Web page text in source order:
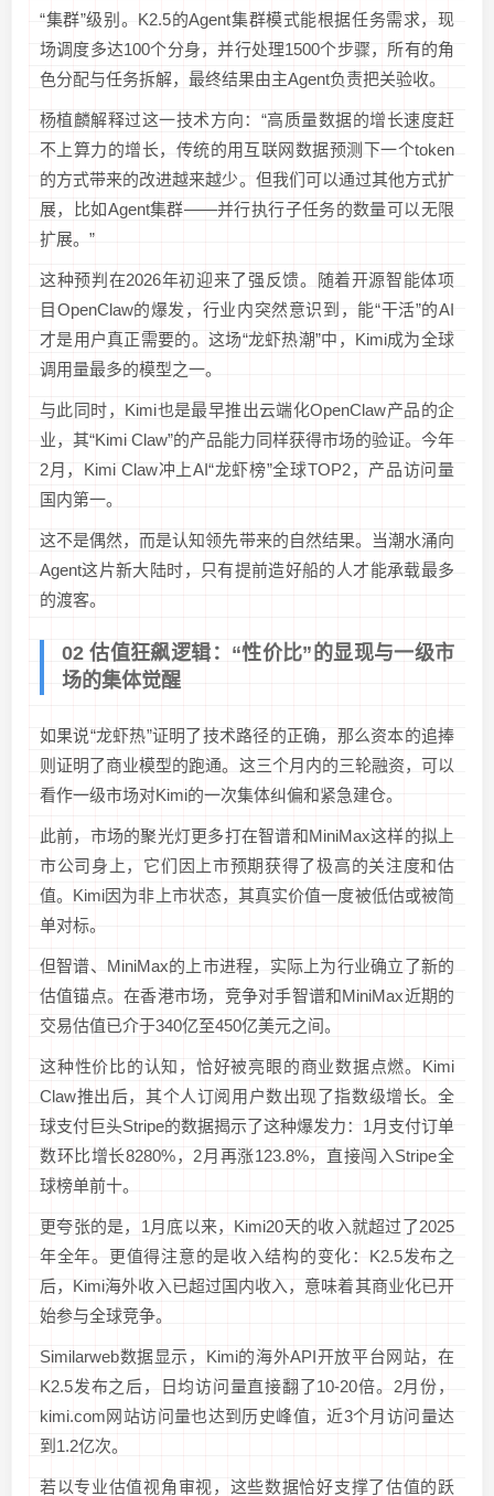
“集群”级别。K2.5的Agent集群模式能根据任务需求，现
场调度多达100个分身，并行处理1500个步骤，所有的角
色分配与任务拆解，最终结果由主Agent负责把关验收。
杨植麟解释过这一技术方向：“高质量数据的增长速度赶
不上算力的增长，传统的用互联网数据预测下一个token
的方式带来的改进越来越少。但我们可以通过其他方式扩
展，比如Agent集群——并行执行子任务的数量可以无限
扩展。”
这种预判在2026年初迎来了强反馈。随着开源智能体项
目OpenClaw的爆发，行业内突然意识到，能“干活”的AI
才是用户真正需要的。这场“龙虾热潮”中，Kimi成为全球
调用量最多的模型之一。
与此同时，Kimi也是最早推出云端化OpenClaw产品的企
业，其“Kimi Claw”的产品能力同样获得市场的验证。今年
2月，Kimi Claw冲上AI“龙虾榜”全球TOP2，产品访问量
国内第一。
这不是偶然，而是认知领先带来的自然结果。当潮水涌向
Agent这片新大陆时，只有提前造好船的人才能承载最多
的渡客。
02 估值狂飙逻辑：“性价比”的显现与一级市
场的集体觉醒
如果说“龙虾热”证明了技术路径的正确，那么资本的追捧
则证明了商业模型的跑通。这三个月内的三轮融资，可以
看作一级市场对Kimi的一次集体纠偏和紧急建仓。
此前，市场的聚光灯更多打在智谱和MiniMax这样的拟上
市公司身上，它们因上市预期获得了极高的关注度和估
值。Kimi因为非上市状态，其真实价值一度被低估或被简
单对标。
但智谱、MiniMax的上市进程，实际上为行业确立了新的
估值锚点。在香港市场，竞争对手智谱和MiniMax近期的
交易估值已介于340亿至450亿美元之间。
这种性价比的认知，恰好被亮眼的商业数据点燃。Kimi
Claw推出后，其个人订阅用户数出现了指数级增长。全
球支付巨头Stripe的数据揭示了这种爆发力：1月支付订单
数环比增长8280%，2月再涨123.8%，直接闯入Stripe全
球榜单前十。
更夸张的是，1月底以来，Kimi20天的收入就超过了2025
年全年。更值得注意的是收入结构的变化：K2.5发布之
后，Kimi海外收入已超过国内收入，意味着其商业化已开
始参与全球竞争。
Similarweb数据显示，Kimi的海外API开放平台网站，在
K2.5发布之后，日均访问量直接翻了10-20倍。2月份，
kimi.com网站访问量也达到历史峰值，近3个月访问量达
到1.2亿次。
若以专业估值视角审视，这些数据恰好支撑了估值的跃